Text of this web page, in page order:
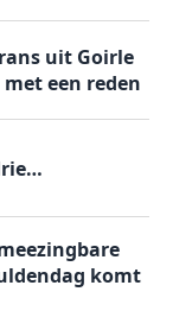
uit Goirle
een reden
komt